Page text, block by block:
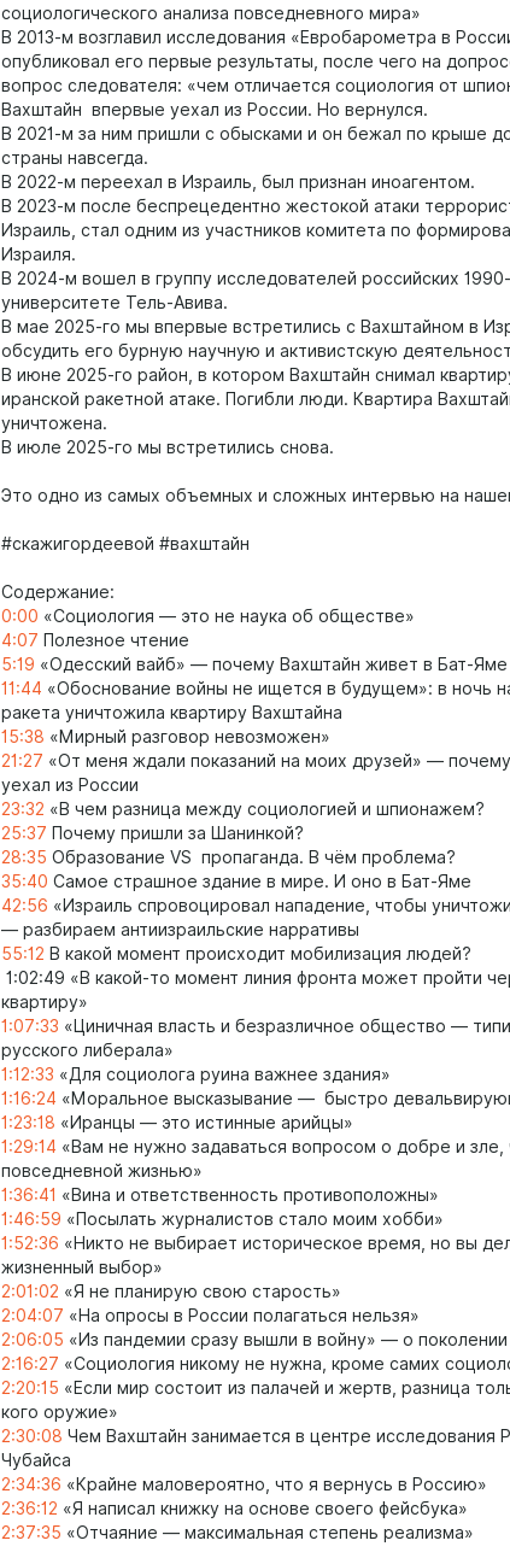
социологического анализа повседневного мира»
В 2013-м возглавил исследования «Евробарометра в
опубликовал его первые результаты, после чего на
вопрос следователя: «чем отличается социология от
Вахштайн впервые уехал из России. Но вернулся.
В 2021-м за ним пришли с обысками и он бежал по крыше
страны навсегда.
В 2022-м переехал в Израиль, был признан иноагентом.
В 2023-м после беспрецедентно жестокой атаки
Израиль, стал одним из участников комитета по
Израиля.
В 2024-м вошел в группу исследователей российских
университете Тель-Авива.
В мае 2025-го мы впервые встретились с Вахштайном в
обсудить его бурную научную и активистскую
В июне 2025-го район, в котором Вахштайн снимал
иранской ракетной атаке. Погибли люди. Квартира
уничтожена.
В июле 2025-го мы встретились снова.
Это одно из самых объемных и сложных интервью на
#скажигордеевой #вахштайн
Содержание:
0:00 «Социология — это не наука об обществе»
4:07 Полезное чтение
5:19 «Одесский вайб» — почему Вахштайн живет в Бат-Яме
11:44 «Обоснование войны не ищется в будущем»: в ночь
ракета уничтожила квартиру Вахштайна
15:38 «Мирный разговор невозможен»
21:27 «От меня ждали показаний на моих друзей» —
уехал из России
23:32 «В чем разница между социологией и шпионажем?
25:37 Почему пришли за Шанинкой?
28:35 Образование VS пропагандa. В чём проблема?
35:40 Самое страшное здание в мире. И оно в Бат-Яме
42:56 «Израиль спровоцировал нападение, чтобы
— разбираем антиизраильские нарративы
55:12 В какой момент происходит мобилизация людей?
1:02:49 «В какой-то момент линия фронта может пройти
квартиру»
1:07:33 «Циничная власть и безразличное общество —
русского либерала»
1:12:33 «Для социолога руина важнее здания»
1:16:24 «Моральное высказывание — быстро
1:23:18 «Иранцы — это истинные арийцы»
1:29:14 «Вам не нужно задаваться вопросом о добре и зле,
повседневной жизнью»
1:36:41 «Вина и ответственность противоположны»
1:46:59 «Посылать журналистов стало моим хобби»
1:52:36 «Никто не выбирает историческое время, но вы
жизненный выбор»
2:01:02 «Я не планирую свою старость»
2:04:07 «На опросы в России полагаться нельзя»
2:06:05 «Из пандемии сразу вышли в войну» — о
2:16:27 «Социология никому не нужна, кроме самих
2:20:15 «Если мир состоит из палачей и жертв, разница
кого оружие»
2:30:08 Чем Вахштайн занимается в центре исследования
Чубайса
2:34:36 «Крайне маловероятно, что я вернусь в Россию»
2:36:12 «Я написал книжку на основе своего фейсбука»
2:37:35 «Отчаяние — максимальная степень реализма»